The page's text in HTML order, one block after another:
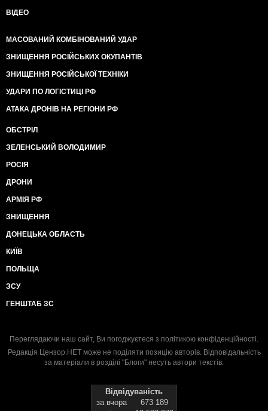
ВІДЕО
МАСОВАНИЙ КОМБІНОВАНИЙ УДАР
ЗНИЩЕННЯ РОСІЙСЬКИХ ОКУПАНТІВ
ЗНИЩЕННЯ РОСІЙСЬКОЇ ТЕХНІКИ
УДАРИ ПО ЛОГІСТИЦІ РФ
АТАКА ДРОНІВ НА РЕГІОНИ РФ
ОБСТРІЛ
ЗЕЛЕНСЬКИЙ ВОЛОДИМИР
РОСІЯ
ДРОНИ
АРМІЯ РФ
ЗНИЩЕННЯ
ДОНЕЦЬКА ОБЛАСТЬ
КИЇВ
ПОЛЬЩА
ЗСУ
ГЕНШТАБ ЗС
Переглядаючи наш сайт, Ви погоджуєтеся з політикою конфіденційності.
Редакція Цензор.НЕТ може не поділяти позицію авторів. Відповідальність
за матеріали в розділі "Блоги" несуть автори текстів.
Відвідуваність
за вчора
673 189